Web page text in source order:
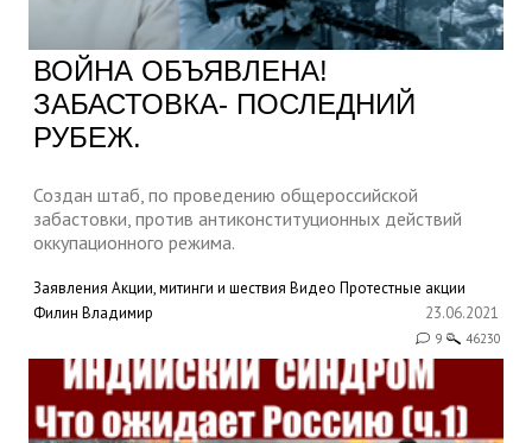
ВОЙНА ОБЪЯВЛЕНА!
ЗАБАСТОВКА- ПОСЛЕДНИЙ
РУБЕЖ.
Создан штаб, по проведению общероссийской
забастовки, против антиконституционных действий
оккупационного режима.
Заявления Акции, митинги и шествия Видео Протестные акции
Филин Владимир
23.06.2021
9 46230